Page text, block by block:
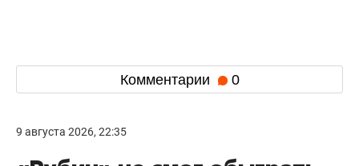
Комментарии 0
9 августа 2026, 22:35